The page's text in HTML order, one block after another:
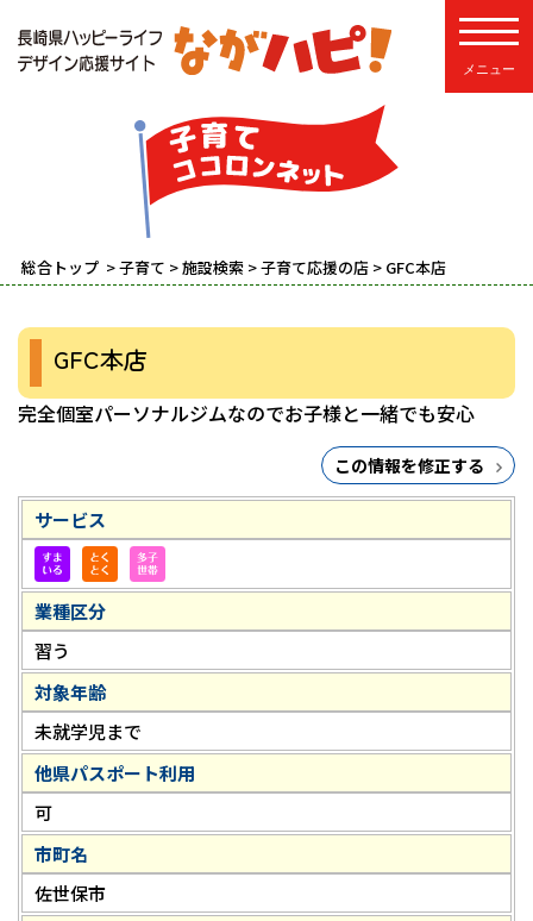
総合トップ >子育て >施設検索 >子育て応援の店 > GFC本店
GFC本店
完全個室パーソナルジムなのでお子様と一緒でも安心
この情報を修正する
サービス
業種区分
習う
対象年齢
未就学児まで
他県パスポート利用
可
市町名
佐世保市